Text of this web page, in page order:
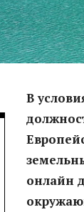
В
онлайн